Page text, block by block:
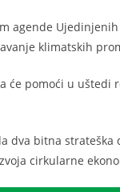
agende
klimatskih
će pomoći u
dva bitna
cirkularne